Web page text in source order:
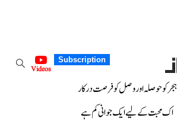
Subscription
Videos
ہجر کو حوصلہ اور وصل کو فرصت درکار
اک محبت کے لیے ایک جوانی کم ہے